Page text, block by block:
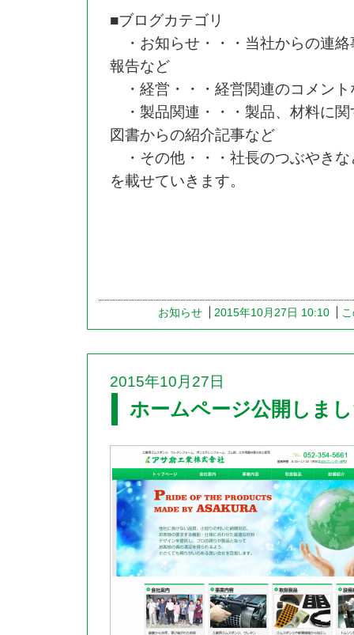
■ブログカテゴリ
・お知らせ・・・当社からの連絡
報告など
・経営・・・経営関連のコメント
・製品関連・・・製品、材料に関
図書からの紹介記事など
・その他・・・社長のつぶやきな
を載せていきます。
お知らせ 2015年10月27日 10:10
2015年10月27日
ホームページ公開しま